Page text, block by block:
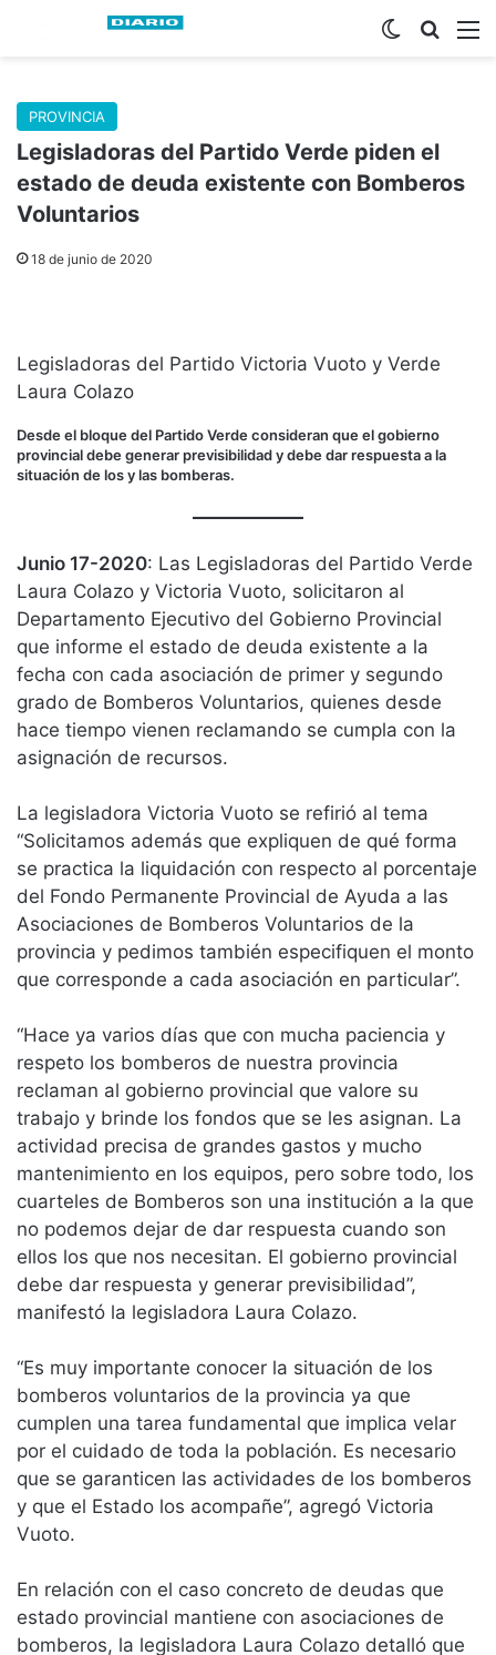
Buscar
Switch skin
PROVINCIA
Legisladoras del Partido Verde piden el
estado de deuda existente con Bomberos
Voluntarios
18 de junio de 2020
Legisladoras del Partido Victoria Vuoto y Verde
Laura Colazo
Desde el bloque del Partido Verde consideran que elgobierno
provincial debe generar previsibilidad y debe dar respuesta a la
situación de los y las bomberas.
Junio 17-2020: Las Legisladoras del Partido Verde
Laura Colazo y Victoria Vuoto, solicitaron al
Departamento Ejecutivo del Gobierno Provincial
que informe el estado de deuda existente a la
fecha con cada asociación de primer y segundo
grado de Bomberos Voluntarios, quienes desde
hace tiempo vienen reclamando se cumpla con la
asignación de recursos.
La legisladora Victoria Vuoto se refirió al tema
“Solicitamos además que expliquen de qué forma
se practica la liquidación con respecto al porcentaje
del Fondo Permanente Provincial de Ayuda a las
Asociaciones de Bomberos Voluntarios de la
provincia y pedimos también especifiquen el monto
que corresponde a cada asociación en particular”.
“Hace ya varios días que con mucha paciencia y
respeto los bomberos de nuestra provincia
reclaman al gobierno provincial que valore su
trabajo y brinde los fondos que se les asignan. La
actividad precisa de grandes gastos y mucho
mantenimiento en los equipos, pero sobre todo, los
cuarteles de Bomberos son una institución a la que
no podemos dejar de dar respuesta cuando son
ellos los que nos necesitan. El gobierno provincial
debe dar respuesta y generar previsibilidad”,
manifestó la legisladora Laura Colazo.
“Es muy importante conocer la situación de los
bomberos voluntarios de la provincia ya que
cumplen una tarea fundamental que implica velar
por el cuidado de toda la población. Es necesario
que se garanticen las actividades de los bomberos
y que el Estado los acompañe”, agregó Victoria
Vuoto.
En relación con el caso concreto de deudas que
estado provincial mantiene con asociaciones de
bomberos, la legisladora Laura Colazo detalló que